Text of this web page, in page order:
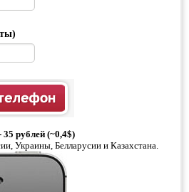
рублей (~0,4$)
Украины, Белларусии и Казахстана.